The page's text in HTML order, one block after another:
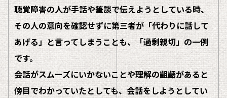
聴覚障害の人が手話や筆談で伝えようとしている時、
その人の意向を確認せずに第三者が「代わりに話して
あげる」と言ってしまうことも、「過剰親切」の一例
です。
会話がスムーズにいかないことや理解の齟齬があると
傍目でわかっていたとしても、会話をしようとしてい